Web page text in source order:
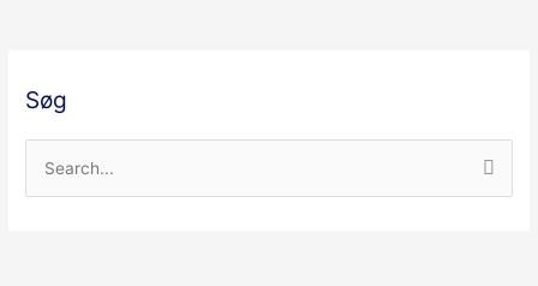
Søg